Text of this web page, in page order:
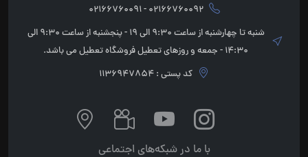
02166760092 - 02166760091
شنبه تا چهارشنبه از ساعت 9:30 الی 19 - پنجشنبه از ساعت 9:30 الی
14:30 - جمعه و روزهای تعطیل فروشگاه تعطیل می باشد.
کد پستی : 1136947854
با ما در شبکه‌های اجتماعی